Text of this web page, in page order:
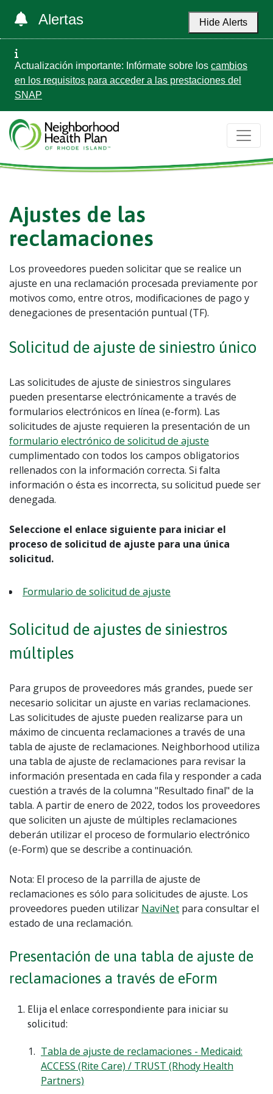
Alertas Hide Alerts
Actualización importante: Infórmate sobre los cambios
en los requisitos para acceder a las prestaciones del
SNAP
Ajustes de las
reclamaciones
Los proveedores pueden solicitar que se realice un
ajuste en una reclamación procesada previamente por
motivos como, entre otros, modificaciones de pago y
denegaciones de presentación puntual (TF).
Solicitud de ajuste de siniestro único
Las solicitudes de ajuste de siniestros singulares
pueden presentarse electrónicamente a través de
formularios electrónicos en línea (e-form). Las
solicitudes de ajuste requieren la presentación de un
formulario electrónico de solicitud de ajuste
cumplimentado con todos los campos obligatorios
rellenados con la información correcta. Si falta
información o ésta es incorrecta, su solicitud puede ser
denegada.
Seleccione el enlace siguiente para iniciar el
proceso de solicitud de ajuste para una única
solicitud.
Formulario de solicitud de ajuste
Solicitud de ajustes de siniestros
múltiples
Para grupos de proveedores más grandes, puede ser
necesario solicitar un ajuste en varias reclamaciones.
Las solicitudes de ajuste pueden realizarse para un
máximo de cincuenta reclamaciones a través de una
tabla de ajuste de reclamaciones. Neighborhood utiliza
una tabla de ajuste de reclamaciones para revisar la
información presentada en cada fila y responder a cada
cuestión a través de la columna "Resultado final" de la
tabla. A partir de enero de 2022, todos los proveedores
que soliciten un ajuste de múltiples reclamaciones
deberán utilizar el proceso de formulario electrónico
(e-Form) que se describe a continuación.
Nota: El proceso de la parrilla de ajuste de
reclamaciones es sólo para solicitudes de ajuste. Los
proveedores pueden utilizar NaviNet para consultar el
estado de una reclamación.
Presentación de una tabla de ajuste de
reclamaciones a través de eForm
Elija el enlace correspondiente para iniciar su
solicitud:
Tabla de ajuste de reclamaciones - Medicaid:
ACCESS (Rite Care) / TRUST (Rhody Health
Partners)